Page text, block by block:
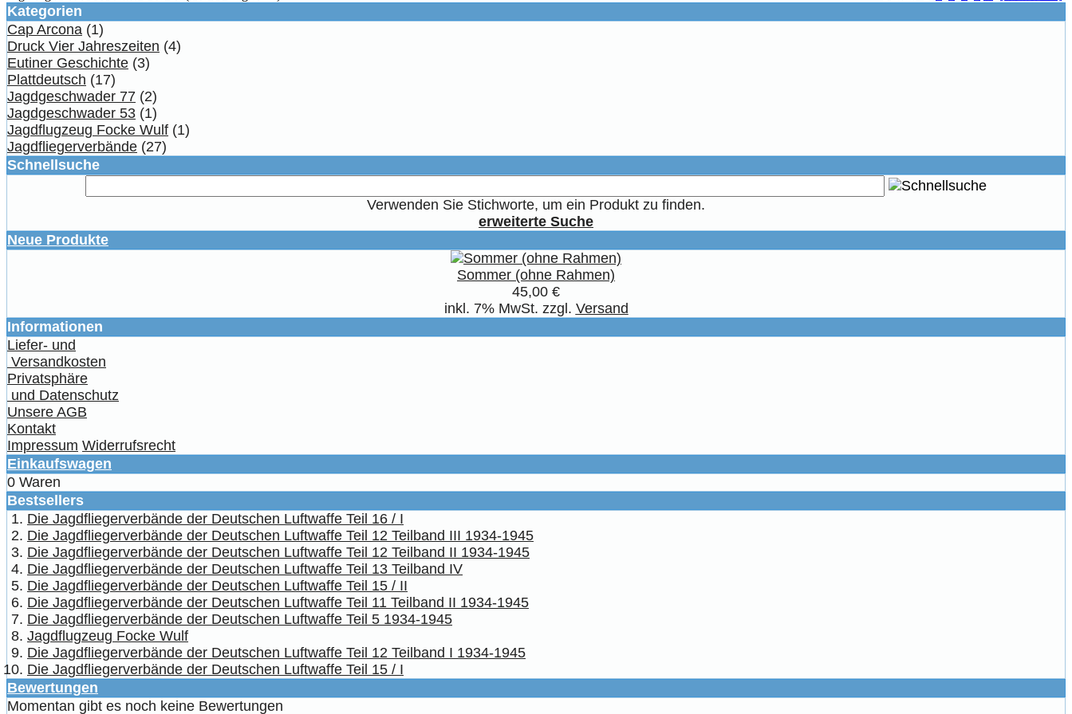
Kategorien
Cap Arcona (1)
Druck Vier Jahreszeiten (4)
Eutiner Geschichte (3)
Plattdeutsch (17)
Jagdgeschwader 77 (2)
Jagdgeschwader 53 (1)
Jagdflugzeug Focke Wulf (1)
Jagdfliegerverbände (27)
Schnellsuche
Verwenden Sie Stichworte, um ein Produkt zu finden.
erweiterte Suche
Neue Produkte
Sommer (ohne Rahmen)
45,00 €
inkl. 7% MwSt. zzgl. Versand
Informationen
Liefer- und
Versandkosten
Privatsphäre
und Datenschutz
Unsere AGB
Kontakt
Impressum Widerrufsrecht
Einkaufswagen
0 Waren
Bestsellers
Die Jagdfliegerverbände der Deutschen Luftwaffe Teil 16 / I
Die Jagdfliegerverbände der Deutschen Luftwaffe Teil 12 Teilband III 1934-1945
Die Jagdfliegerverbände der Deutschen Luftwaffe Teil 12 Teilband II 1934-1945
Die Jagdfliegerverbände der Deutschen Luftwaffe Teil 13 Teilband IV
Die Jagdfliegerverbände der Deutschen Luftwaffe Teil 15 / II
Die Jagdfliegerverbände der Deutschen Luftwaffe Teil 11 Teilband II 1934-1945
Die Jagdfliegerverbände der Deutschen Luftwaffe Teil 5 1934-1945
Jagdflugzeug Focke Wulf
Die Jagdfliegerverbände der Deutschen Luftwaffe Teil 12 Teilband I 1934-1945
Die Jagdfliegerverbände der Deutschen Luftwaffe Teil 15 / I
Bewertungen
Momentan gibt es noch keine Bewertungen